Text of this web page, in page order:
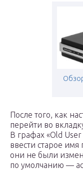
После того, как
перейти во
В графах «Old
ввести старое имя
они не были
по умолчанию —